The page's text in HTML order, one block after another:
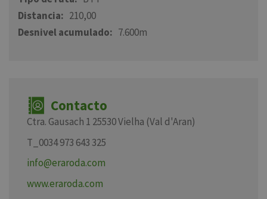
Distancia
210,00
Desnivel acumulado
7.600m
Contacto
Ctra. Gausach 1 25530 Vielha (Val d'Aran)
T_0034 973 643 325
info@eraroda.com
www.eraroda.com